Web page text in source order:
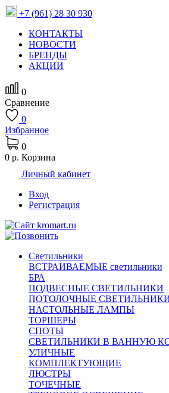
+7 (961) 28 30 930
КОНТАКТЫ
НОВОСТИ
БРЕНДЫ
АКЦИИ
0
Сравнение
0
Избранное
0
0 р. Корзина
Личный кабинет
Вход
Регистрация
Светильники
ВСТРАИВАЕМЫЕ светильники
БРА
ПОДВЕСНЫЕ СВЕТИЛЬНИКИ
ПОТОЛОЧНЫЕ
НАСТОЛЬНЫЕ ЛАМПЫ
ТОРШЕРЫ
СПОТЫ
СВЕТИЛЬНИКИ В ВАННУЮ
УЛИЧНЫЕ
КОМПЛЕКТУЮЩИЕ
ЛЮСТРЫ
ТОЧЕЧНЫЕ